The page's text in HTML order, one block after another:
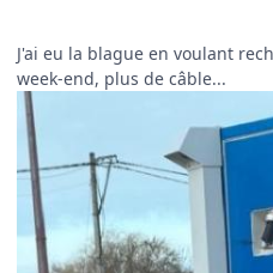
J'ai eu la blague en voulant
week-end, plus de câble...